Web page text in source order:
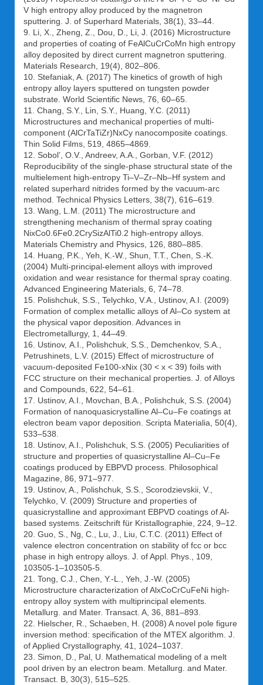
V high entropy alloy produced by the magnetron
sputtering. J. of Superhard Materials, 38(1), 33–44.
9. Li, X., Zheng, Z., Dou, D., Li, J. (2016) Microstructure
and properties of coating of FeAlCuCrCoMn high entropy
alloy deposited by direct current magnetron sputtering.
Materials Research, 19(4), 802–806.
10. Stefaniak, A. (2017) The kinetics of growth of high
entropy alloy layers sputtered on tungsten powder
substrate. World Scientific News, 76, 60–65.
11. Chang, S.Y., Lin, S.Y., Huang, Y.C. (2011)
Microstructures and mechanical properties of multi-
component (AlCrTaTiZr)NxCy nanocomposite coatings.
Thin Solid Films, 519, 4865–4869.
12. Sobol’, O.V., Andreev, A.A., Gorban, V.F. (2012)
Reproducibility of the single-phase structural state of the
multielement high-entropy Ti–V–Zr–Nb–Hf system and
related superhard nitrides formed by the vacuum-arc
method. Technical Physics Letters, 38(7), 616–619.
13. Wang, L.M. (2011) The microstructure and
strengthening mechanism of thermal spray coating
NixCo0.6Fe0.2CrySizAlTi0.2 high-entropy alloys.
Materials Chemistry and Physics, 126, 880–885.
14. Huang, P.K., Yeh, K.-W., Shun, T.T., Chen, S.-K.
(2004) Multi-principal-element alloys with improved
oxidation and wear resistance for thermal spray coating.
Advanced Engineering Materials, 6, 74–78.
15. Polishchuk, S.S., Telychko, V.A., Ustinov, A.I. (2009)
Formation of complex metallic alloys of Al–Co system at
the physical vapor deposition. Advances in
Electrometallurgy, 1, 44–49.
16. Ustinov, А.I., Polishchuk, S.S., Demchenkov, S.А.,
Petrushinets, L.V. (2015) Effect of microstructure of
vacuum-deposited Fe100-xNix (30 < x < 39) foils with
FCC structure on their mechanical properties. J. of Alloys
and Compounds, 622, 54–61.
17. Ustinov, A.I., Movchan, B.A., Polishchuk, S.S. (2004)
Formation of nanoquasicrystalline Al–Cu–Fe coatings at
electron beam vapor deposition. Scripta Materialia, 50(4),
533–538.
18. Ustinov, A.I., Polishchuk, S.S. (2005) Peculiarities of
structure and properties of quasicrystalline Al–Cu–Fe
coatings produced by EBPVD process. Philosophical
Magazine, 86, 971–977.
19. Ustinov, A., Polishchuk, S.S., Scorodzievskii, V.,
Telychko, V. (2009) Structure and properties of
quasicrystalline and approximant EBPVD coatings of Al-
based systems. Zeitschrift für Kristallographie, 224, 9–12.
20. Guo, S., Ng, C., Lu, J., Liu, C.T.C. (2011) Effect of
valence electron concentration on stability of fcc or bcc
phase in high entropy alloys. J. of Appl. Phys., 109,
103505-1–103505-5.
21. Tong, C.J., Chen, Y.-L., Yeh, J.-W. (2005)
Microstructure characterization of AlxCoCrCuFeNi high-
entropy alloy system with multiprincipal elements.
Metallurg. and Mater. Transact. A, 36, 881–893.
22. Hielscher, R., Schaeben, H. (2008) A novel pole figure
inversion method: specification of the MTEX algorithm. J.
of Applied Crystallography, 41, 1024–1037.
23. Simon, D., Pal, U. Mathematical modeling of a melt
pool driven by an electron beam. Metallurg. and Mater.
Transact. B, 30(3), 515–525.